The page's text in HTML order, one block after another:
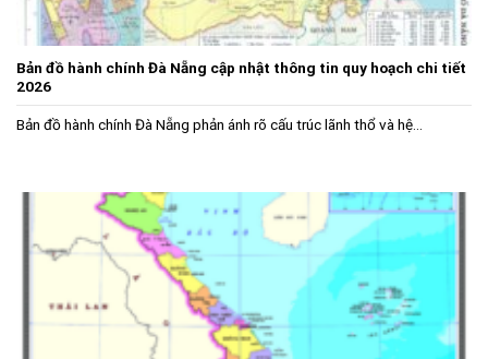
Bản đồ hành chính Đà Nẵng cập nhật thông tin quy hoạch chi tiết
2026
Bản đồ hành chính Đà Nẵng phản ánh rõ cấu trúc lãnh thổ và hệ...